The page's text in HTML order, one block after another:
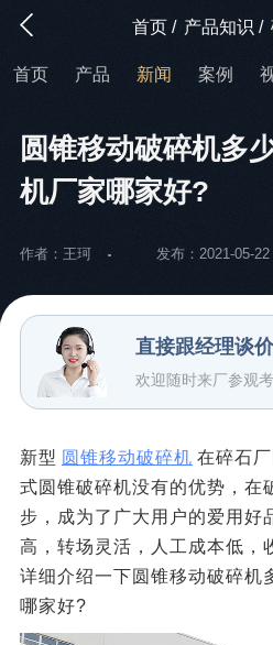
首页 / 产品知识 /
首页 产品 新闻 案例
圆锥移动破碎机多
机厂家哪家好?
作者：王珂 发布：2021-05-22
直接跟经理谈
欢迎随时来厂参观
新型 圆锥移动破碎机 在碎石
式圆锥破碎机没有的优势，在
步，成为了广大用户的爱用好
高，转场灵活，人工成本低，
详细介绍一下圆锥移动破碎机
哪家好?